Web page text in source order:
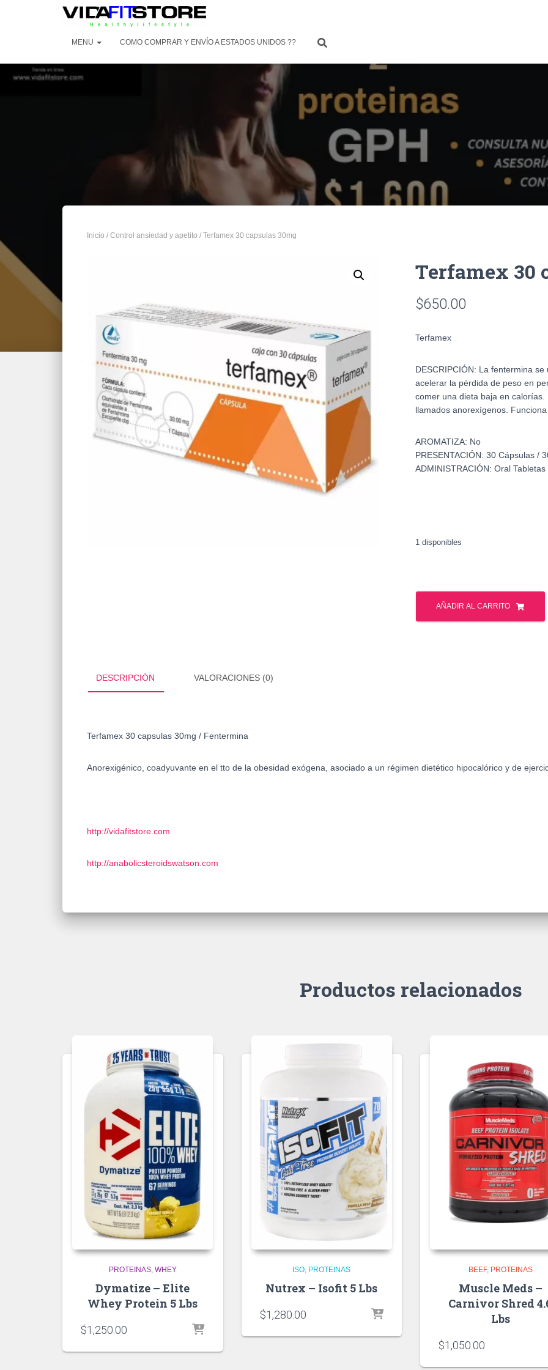
MENU COMO COMPRAR Y ENVÍO A ESTADOS UNIDOS ??
Inicio / Control ansiedad y apetito / Terfamex 30 capsulas 30mg
Terfamex 30
$650.00
Terfamex
DESCRIPCIÓN: La fentermina se
acelerar la pérdida de peso en
comer una dieta baja en
llamados anorexígenos.
AROMATIZA: No
PRESENTACIÓN: 30 Cápsulas /
ADMINISTRACIÓN: Oral Tabletas
1 disponibles
Terfamex
capsulas
AÑADIR AL CARRITO
DESCRIPCIÓN VALORACIONES (0)
Terfamex 30 capsulas 30mg / Fentermina
Anorexigénico, coadyuvante en el tto de la obesidad exógena, asociado a un régimen dietético hipocalórico y de
http://vidafitstore.com
http://anabolicsteroidswatson.com
Productos relacionados
PROTEINAS WHEY
Dymatize – Elite
Whey Protein 5 Lbs
$1,250.00
ISO PROTEINAS
Nutrex – Isofit 5 Lbs
$1,280.00
BEEF PROTEINAS
Muscle Meds –
Carnivor Shred
Lbs
$1,050.00